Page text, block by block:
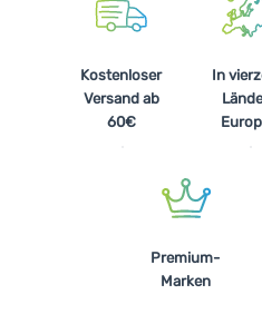
Kostenloser
Versand ab
60€
In
Premium-
Marken